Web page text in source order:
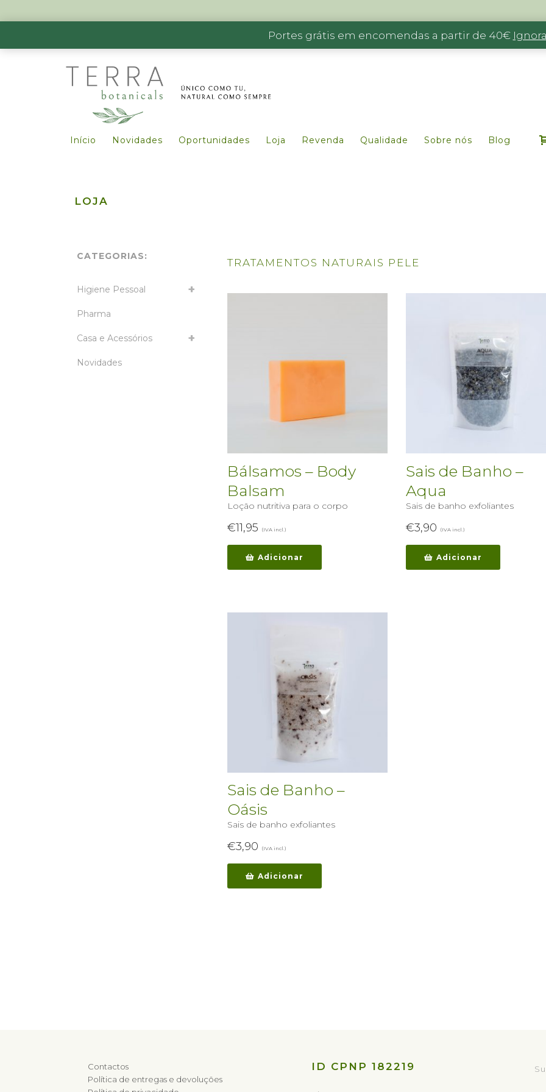
Portes grátis em encomendas a partir de 40€
Início Novidades Oportunidades Loja Revenda Qualidade Sobre nós Blog
LOJA
TRATAMENTOS NATURAIS PELE
Bálsamos – Body
Balsam
Loção nutritiva para o corpo
€11,95 (IVA incl.)
Adicionar
Sais de Banho –
Aqua
Sais de banho exfoliantes
€3,90 (IVA incl.)
Adicionar
Sais de Banho –
Oásis
Sais de banho exfoliantes
€3,90 (IVA incl.)
Adicionar
CATEGORIAS:
Higiene Pessoal
Pharma
Casa e Acessórios
Novidades
Contactos
Política de entregas e devoluções
ID CPNP 182219